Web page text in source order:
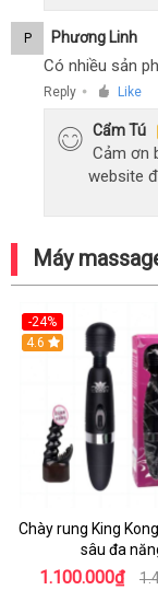
P Phương Linh
Có nhiều sản
Reply ● Like
Cẩm Tú
Cảm ơn
website
Máy
-24%
4.6
Chày rung King
sâu đa
1.100.000₫